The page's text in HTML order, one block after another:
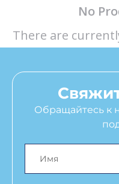
No
There are
Обращайтесь к